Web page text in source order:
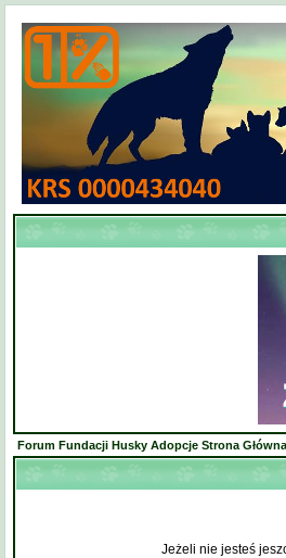
Forum Fundacji Husky Adopcje Strona Główna
Jeżeli nie jesteś